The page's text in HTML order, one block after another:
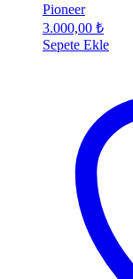
Pioneer
3.000,00 ₺
Sepete Ekle